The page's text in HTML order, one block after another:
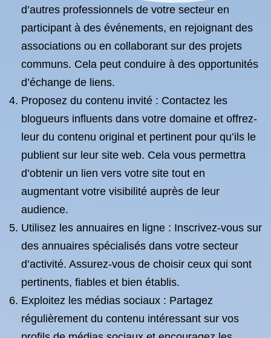
d’autres professionnels de votre secteur en
participant à des événements, en rejoignant des
associations ou en collaborant sur des projets
communs. Cela peut conduire à des opportunités
d’échange de liens.
Proposez du contenu invité : Contactez les
blogueurs influents dans votre domaine et offrez-
leur du contenu original et pertinent pour qu’ils le
publient sur leur site web. Cela vous permettra
d’obtenir un lien vers votre site tout en
augmentant votre visibilité auprès de leur
audience.
Utilisez les annuaires en ligne : Inscrivez-vous sur
des annuaires spécialisés dans votre secteur
d’activité. Assurez-vous de choisir ceux qui sont
pertinents, fiables et bien établis.
Exploitez les médias sociaux : Partagez
régulièrement du contenu intéressant sur vos